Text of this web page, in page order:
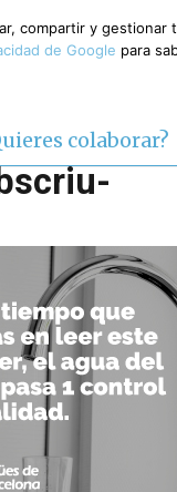
colaborar?
compartir y gestionar
de Google para